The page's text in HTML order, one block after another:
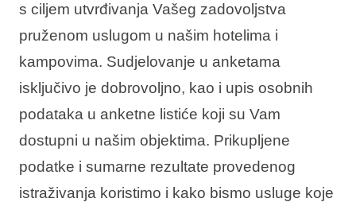
s ciljem utvrđivanja Vašeg zadovoljstva
pruženom uslugom u našim hotelima i
kampovima. Sudjelovanje u anketama
isključivo je dobrovoljno, kao i upis osobnih
podataka u anketne listiće koji su Vam
dostupni u našim objektima. Prikupljene
podatke i sumarne rezultate provedenog
istraživanja koristimo i kako bismo usluge koje